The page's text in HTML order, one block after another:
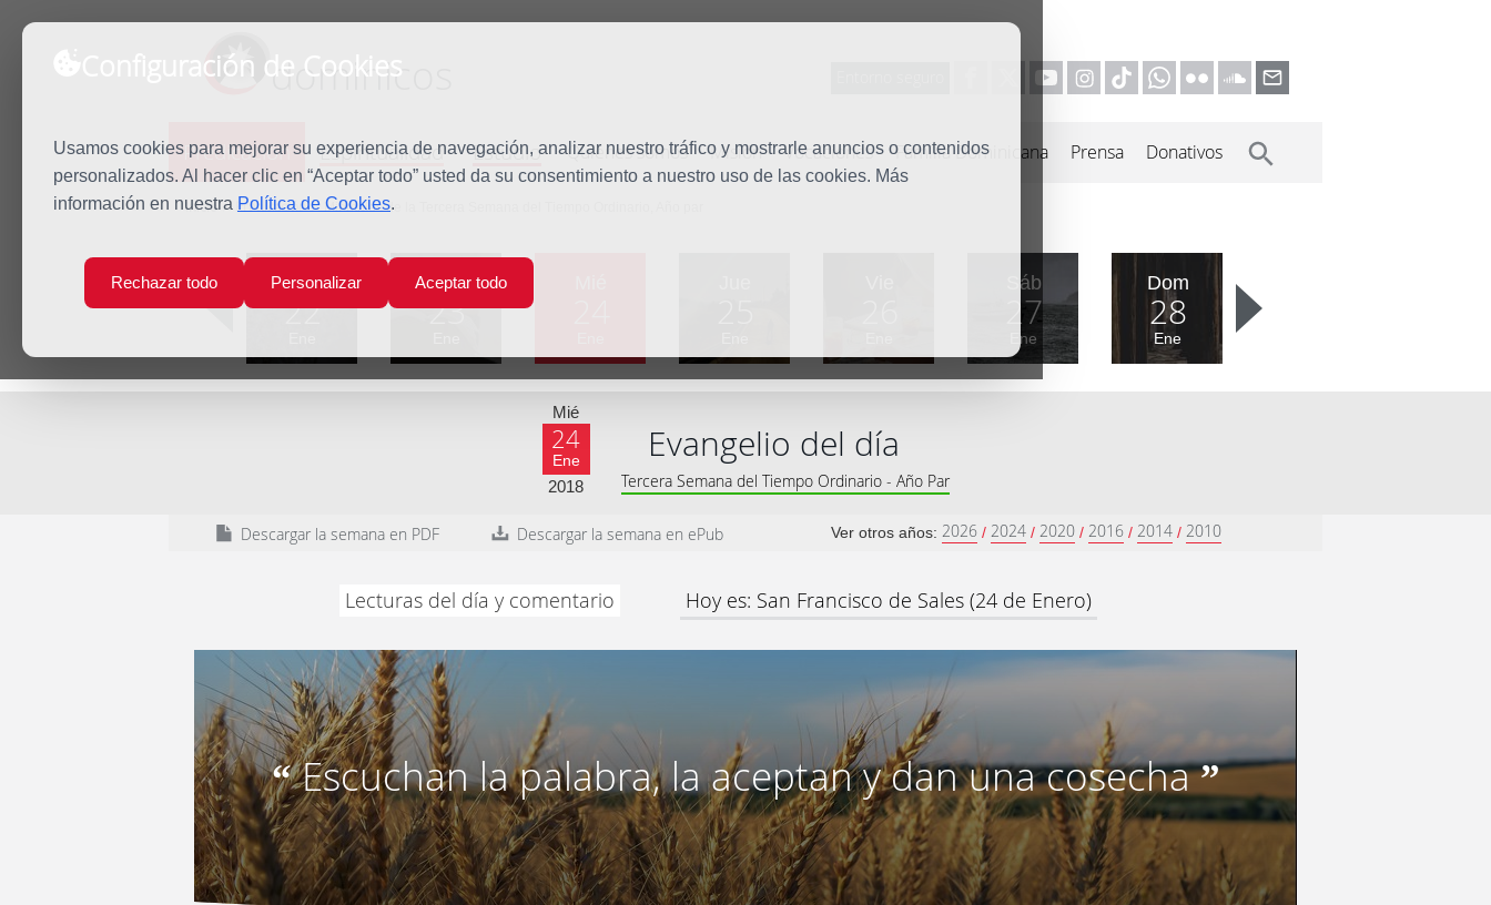
Configuración de Cookies
Usamos cookies para mejorar su experiencia de navegación, analizar nuestro tráfico y mostrarle anuncios o contenidos
personalizados. Al hacer clic en “Aceptar todo” usted da su consentimiento a nuestro uso de las cookies. Más
información en nuestra Política de Cookies.
Rechazar todo Personalizar Aceptar todo
dominicos
Predicación Espiritualidad Estudio Quiénes somos Misión Vocaciones Familia Dominicana Prensa Donativos
Inicio Predicación Miércoles de la Tercera Semana del Tiempo Ordinario, Año par
Lun
22
Mar
23
Sáb
27
Ene
Dom
28
Ene
Mié
24
Ene
2018
Evangelio del día
Tercera Semana del Tiempo Ordinario - Año Par
Descargar la semana en PDF Descargar la semana en ePub Ver otros años: 2026 / 2024 / 2020 / 2016 / 2014 / 2010
Lecturas del día y comentario Hoy es: San Francisco de Sales (24 de Enero)
“Escuchan la palabra, la aceptan y dan una cosecha”